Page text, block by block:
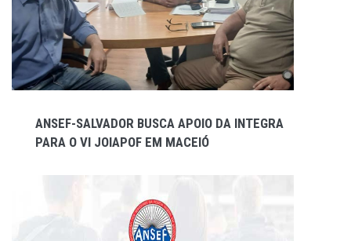
ANSEF-SALVADOR BUSCA APOIO DA INTEGRA
PARA O VI JOIAPOF EM MACEIÓ